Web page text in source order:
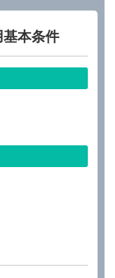
基本条件